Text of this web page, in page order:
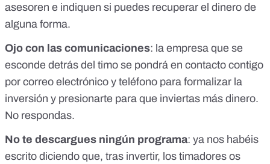
asesoren e indiquen si puedes recuperar el dinero de
alguna forma.
Ojo con las comunicaciones: la empresa que se
esconde detrás del timo se pondrá en contacto contigo
por correo electrónico y teléfono para formalizar la
inversión y presionarte para que inviertas más dinero.
No respondas.
No te descargues ningún programa: ya nos habéis
escrito diciendo que, tras invertir, los timadores os